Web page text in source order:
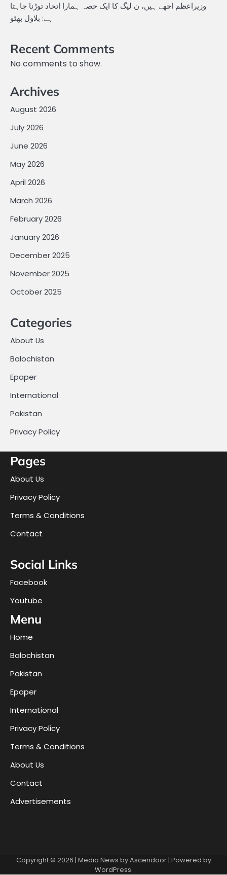
وزیراعظم اچھے ہیں، ن لیگ کا ایک حصہ ہمارا اتحاد توڑنا چاہتا
ہے: بلاول بھٹو
Recent Comments
No comments to show.
Archives
August 2026
July 2026
June 2026
May 2026
April 2026
March 2026
February 2026
January 2026
December 2025
November 2025
October 2025
Categories
About Us
Balochistan
Epaper
International
Pakistan
Privacy Policy
Pages
About Us
Privacy Policy
Terms & Conditions
Contact
Social Links
Facebook
Youtube
Menu
Home
Balochistan
Pakistan
Epaper
International
Privacy Policy
Terms & Conditions
About Us
Contact
Advertisements
Copyright © 2026 | Media News byAscendoor| Powered by
WordPress.